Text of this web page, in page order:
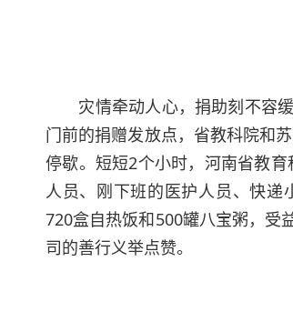
灾情牵动人心，捐助刻不容
门前的捐赠发放点，省教科院和
停歇。短短2个小时，河南省教
人员、刚下班的医护人员、快递
720盒自热饭和500罐八宝粥，受
司的善行义举点赞。